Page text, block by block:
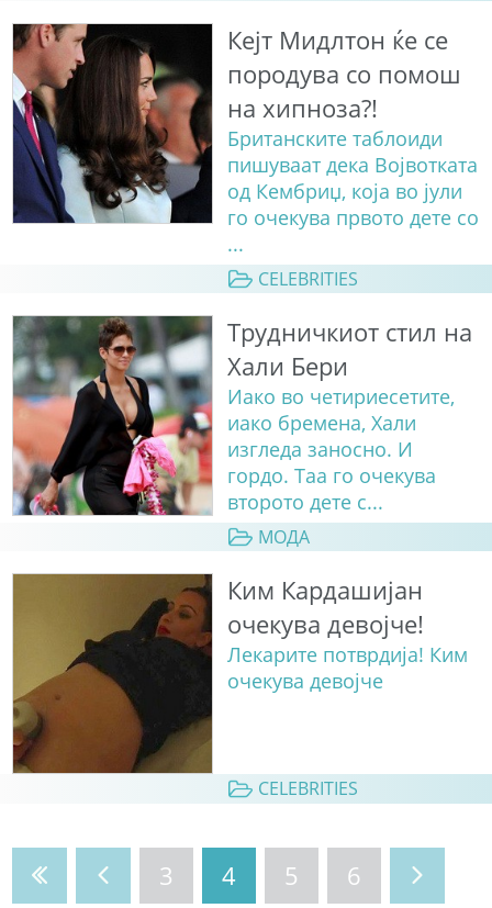
Кејт Мидлтон ќе се
породува со помош
на хипноза?!
Британските таблоиди
пишуваат дека Војвотката
од Кембриџ, која во јули
го очекува првото дете со
...
CELEBRITIES
Трудничкиот стил на
Хали Бери
Иако во четириесетите,
иако бремена, Хали
изгледа заносно. И
гордо. Таа го очекува
второто дете с...
МОДА
Ким Кардашијан
очекува девојче!
Лекарите потврдија! Ким
очекува девојче
CELEBRITIES
3 4 5 6